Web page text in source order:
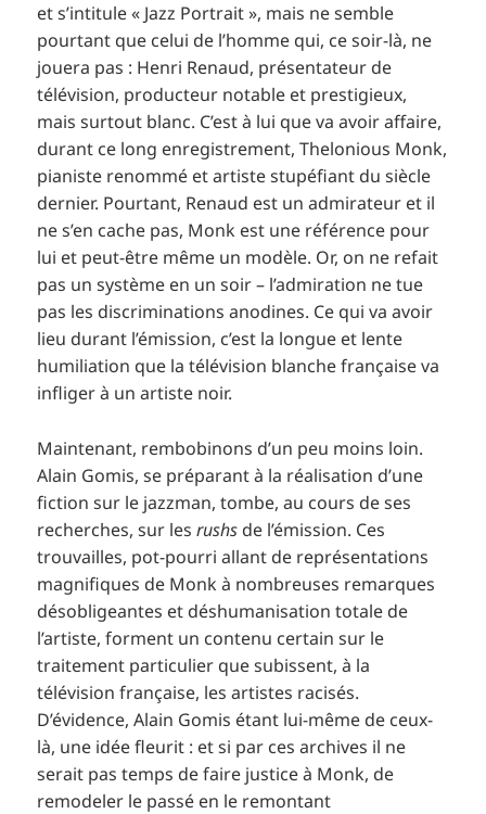
et s’intitule « Jazz Portrait », mais ne semble
pourtant que celui de l’homme qui, ce soir-là, ne
jouera pas : Henri Renaud, présentateur de
télévision, producteur notable et prestigieux,
mais surtout blanc. C’est à lui que va avoir affaire,
durant ce long enregistrement, Thelonious Monk,
pianiste renommé et artiste stupéfiant du siècle
dernier. Pourtant, Renaud est un admirateur et il
ne s’en cache pas, Monk est une référence pour
lui et peut-être même un modèle. Or, on ne refait
pas un système en un soir – l’admiration ne tue
pas les discriminations anodines. Ce qui va avoir
lieu durant l’émission, c’est la longue et lente
humiliation que la télévision blanche française va
infliger à un artiste noir.
Maintenant, rembobinons d’un peu moins loin.
Alain Gomis, se préparant à la réalisation d’une
fiction sur le jazzman, tombe, au cours de ses
recherches, sur lesrushs de l’émission. Ces
trouvailles, pot-pourri allant de représentations
magnifiques de Monk à nombreuses remarques
désobligeantes et déshumanisation totale de
l’artiste, forment un contenu certain sur le
traitement particulier que subissent, à la
télévision française, les artistes racisés.
D’évidence, Alain Gomis étant lui-même de ceux-
là, une idée fleurit : et si par ces archives il ne
serait pas temps de faire justice à Monk, de
remodeler le passé en le remontant